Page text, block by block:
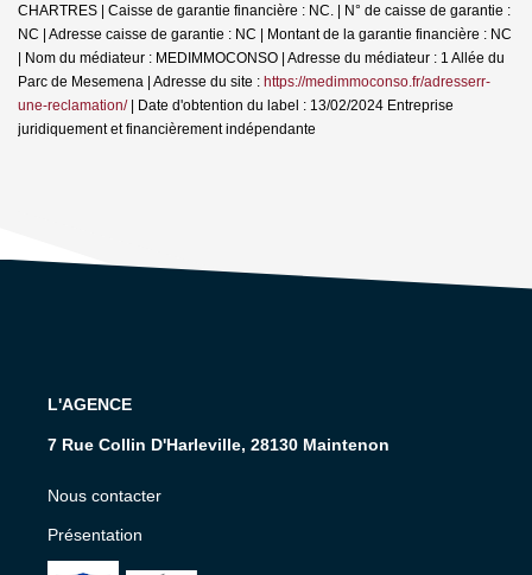
CHARTRES | Caisse de garantie financière : NC. | N° de caisse de garantie :
NC | Adresse caisse de garantie : NC | Montant de la garantie financière : NC
| Nom du médiateur : MEDIMMOCONSO | Adresse du médiateur : 1 Allée du
Parc de Mesemena | Adresse du site : https://medimmoconso.fr/adresserr-
une-reclamation/| Date d'obtention du label : 13/02/2024 Entreprise
juridiquement et financièrement indépendante
L'AGENCE
7 Rue Collin D'Harleville, 28130 Maintenon
Nous contacter
Présentation